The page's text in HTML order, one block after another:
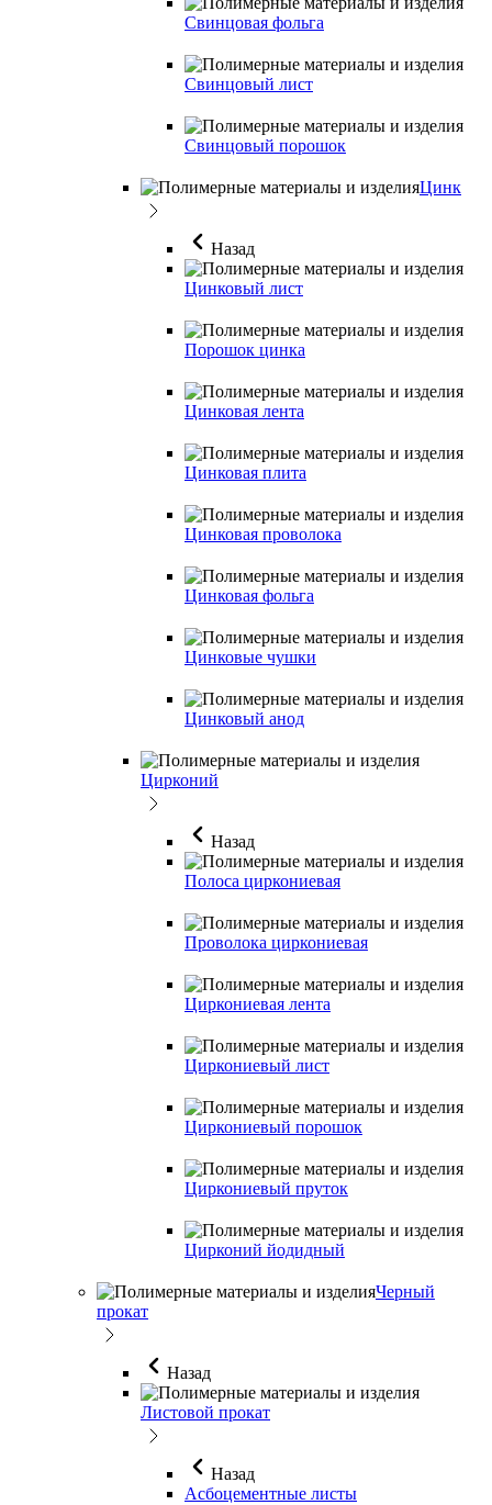
Свинцовая фольга
Свинцовый лист
Свинцовый порошок
Цинк
Назад
Цинковый лист
Порошок цинка
Цинковая лента
Цинковая плита
Цинковая проволока
Цинковая фольга
Цинковые чушки
Цинковый анод
Цирконий
Назад
Полоса циркониевая
Проволока циркониевая
Циркониевая лента
Циркониевый лист
Циркониевый порошок
Циркониевый пруток
Цирконий йодидный
Черный
прокат
Назад
Листовой прокат
Назад
Асбоцементные листы